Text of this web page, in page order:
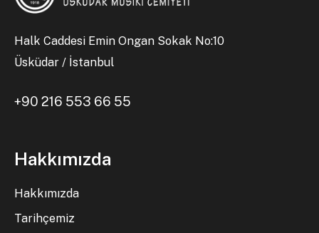
Halk Caddesi Emin Ongan Sokak No:10
Üsküdar / İstanbul
+90 216 553 66 55
Hakkımızda
Hakkımızda
Tarihçemiz